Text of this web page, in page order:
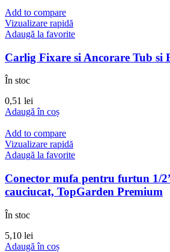
Add to compare
Vizualizare rapidă
Adaugă la favorite
Carlig Fixare si Ancorare Tub si
În stoc
0,51 lei
Adaugă în coș
Add to compare
Vizualizare rapidă
Adaugă la favorite
Conector mufa pentru furtun 1/
cauciucat, TopGarden Premium
În stoc
5,10 lei
Adaugă în coș